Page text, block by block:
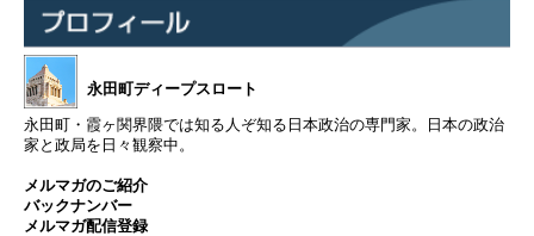
永田町ディープスロート
永田町・霞ヶ関界隈では知る人ぞ知る日本政治の専門家。日本の政治
家と政局を日々観察中。
メルマガのご紹介
バックナンバー
メルマガ配信登録